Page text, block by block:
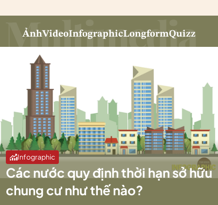
ẢnhVideoInfographicLongformQuizz
Infographic
Các nước quy định thời hạn sở hữu
chung cư như thế nào?